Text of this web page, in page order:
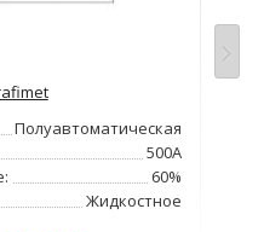
Полуавтоматическая
500А
60%
Жидкостное